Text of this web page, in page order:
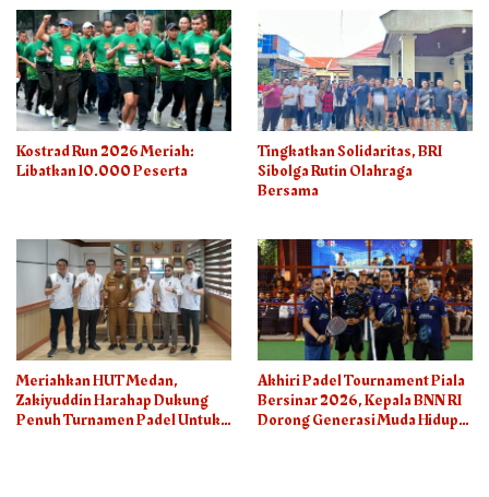
Kostrad Run 2026 Meriah:
Libatkan 10.000 Peserta
Tingkatkan Solidaritas, BRI
Sibolga Rutin Olahraga
Bersama
Meriahkan HUT Medan,
Zakiyuddin Harahap Dukung
Penuh Turnamen Padel Untuk
Akhiri Padel Tournament Piala
Bersinar 2026, Kepala BNN RI
Dorong Generasi Muda Hidup